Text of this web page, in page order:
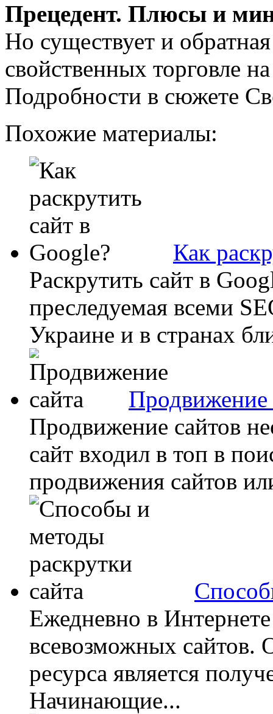
Прецедент. Плюсы и
Но существует и
свойственных торговле
Подробности в сюжете
Похожие материалы:
Как
Раскрутить сайт в
преследуемая всеми
Украине и в странах
Продвижение
Продвижение сайтов
сайт входил в топ в
продвижения сайтов
Ежедневно в
всевозможных сайтов.
ресурса является
Начинающие...